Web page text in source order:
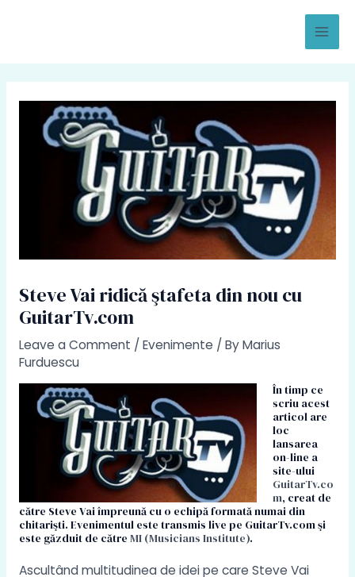
Steve Vai ridică ştafeta din nou cu
GuitarTv.com
Leave a Comment / Evenimente / ByMarius
Furduescu
În timp ce
scriu acest
articol are
loc
lansarea
on-line a
site-ului
GuitarTv.co
m, creat de
către Steve Vai împreună cu o echipă formată numai din
chitarişti. Evenimentul este transmis live pe GuitarTv.com şi
este găzduit de către MI (Musicians Institute).
Ascultând multitudinea de idei pe care Steve Vai